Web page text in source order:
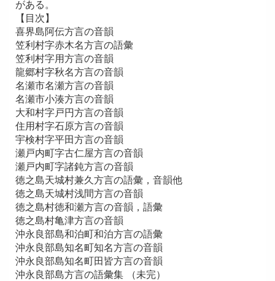
がある。
【目次】
喜界島阿伝方言の音韻
笠利村字赤木名方言の語彙
笠利村字用方言の音韻
龍郷村字秋名方言の音韻
名瀬市名瀬方言の音韻
名瀬市小湊方言の音韻
大和村字戸円方言の音韻
住用村字石原方言の音韻
宇検村字平田方言の音韻
瀬戸内町字古仁屋方言の音韻
瀬戸内町字諸鈍方言の音韻
徳之島天城村兼久方言の語彙，音韻他
徳之島天城村浅間方言の音韻
徳之島村徳和瀬方言の音韻，語彙
徳之島村亀津方言の音韻
沖永良部島和泊町和泊方言の語彙
沖永良部島知名町知名方言の音韻
沖永良部島知名町田皆方言の音韻
沖永良部島方言の語彙集 （未完）